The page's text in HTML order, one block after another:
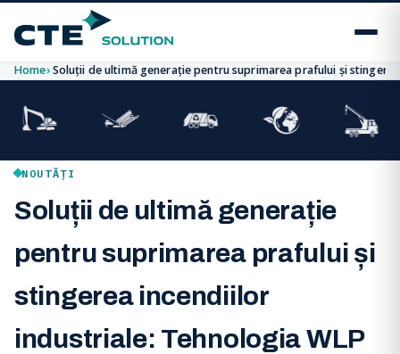
Home Soluții de ultimă generație pentru suprimarea prafului și
NOUTĂȚI
Soluții de ultimă generație
pentru suprimarea prafului și
stingerea incendiilor
industriale: Tehnologia WLP